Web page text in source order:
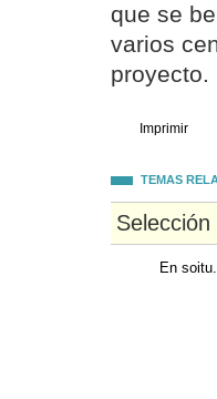
que se
varios
proyecto.
Imprimir
TEMAS
En